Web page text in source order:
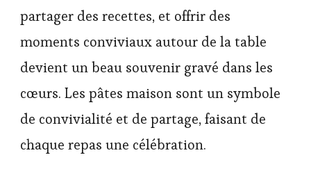
partager des recettes, et offrir des
moments conviviaux autour de la table
devient un beau souvenir gravé dans les
cœurs. Les pâtes maison sont un symbole
de convivialité et de partage, faisant de
chaque repas une célébration.